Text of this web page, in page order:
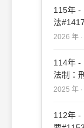
115年 -
法
2026 年
114年 -
法制：
2025 年
112年 -